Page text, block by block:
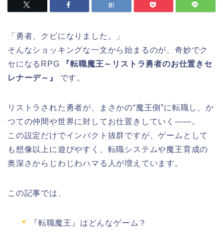
「勇者、クビになりました。」
そんなショッキングな一文から始まるのが、奇妙でク
セになるRPG
『転職魔王～リストラ勇者のお仕置きセ
レナーデ～』
です。
リストラされた勇者が、まさかの“魔王側”に転職し、か
つての仲間や世界に対してお仕置きしていく——。
この設定だけでインパクト抜群ですが、ゲームとして
も想像以上に遊びやすく、転職システムや魔王育成の
奥深さからじわじわハマる人が増えています。
この記事では、
『転職魔王』はどんなゲーム？